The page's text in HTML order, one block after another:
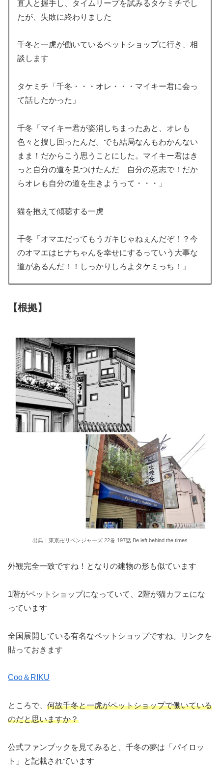
直人と握手し、タイムリープを試みるタケミチでし
たが、失敗に終わりました
千冬と一虎が働いているペットショップに行き、相
談します
タケミチ「千冬・・・オレ・・・マイキー君に会っ
て話したかった」
千冬「マイキー君が姿消しちまったあと、オレも
色々と捜し回ったんだ。でも結局なんもわかんない
まま！だからこう思うことにした。マイキー君はき
っと自分の道を見つけたんだ 自分の意志で！だか
らオレも自分の道を生きようって・・・」
猫を抱えて傾聴する一虎
千冬「オマエだってもうガキじゃねぇんだぞ！？今
のオマエはヒナちゃんを幸せにするっていう大事な
道があるんだ！！しっかりしろよタケミっち！」
【根拠】
出典：東京卍リベンジャーズ 22巻 197話 Be left behind the times
外観完全一致ですね！となりの建物の形も似ています
1階がペットショップになっていて、2階が猫カフェにな
っています
全国展開している有名なペットショップですね。リンクを
貼っておきます
Coo＆RIKU
ところで、 何故千冬と一虎がペットショップで働いている
のだと思いますか？
公式ファンブックを見てみると、千冬の夢は「パイロッ
ト」と記載されています